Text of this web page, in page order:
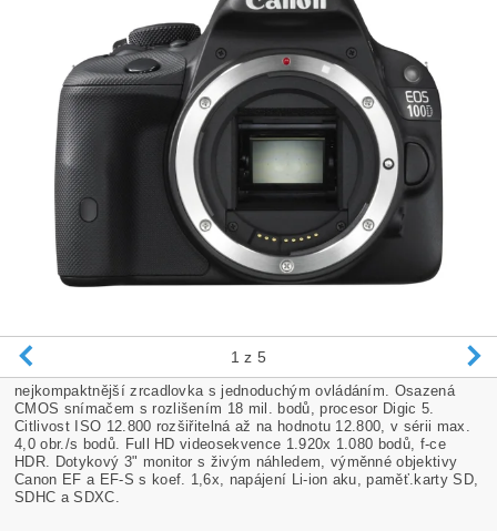
1 z 5
nejkompaktnější zrcadlovka s jednoduchým ovládáním. Osazená
CMOS snímačem s rozlišením 18 mil. bodů, procesor Digic 5.
Citlivost ISO 12.800 rozšiřitelná až na hodnotu 12.800, v sérii max.
4,0 obr./s bodů. Full HD videosekvence 1.920x 1.080 bodů, f-ce
HDR. Dotykový 3" monitor s živým náhledem, výměnné objektivy
Canon EF a EF-S s koef. 1,6x, napájení Li-ion aku, paměť.karty SD,
SDHC a SDXC.